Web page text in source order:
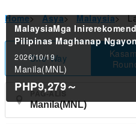
Home> Asya> Malaysia>
One-Way
PAG-ALIS
MalaysiaMga
PilipinasMaghanap
2026/10/19
Manila(MNL)
PHP9,279～